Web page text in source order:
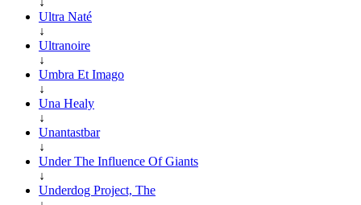
Ultra Naté
↓
Ultranoire
↓
Umbra Et Imago
↓
Una Healy
↓
Unantastbar
↓
Under The Influence Of Giants
↓
Underdog Project, The